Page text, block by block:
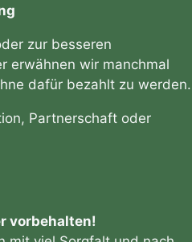
zur besseren
erwähnen wir manchmal
dafür bezahlt zu werden.
Partnerschaft oder
vorbehalten!